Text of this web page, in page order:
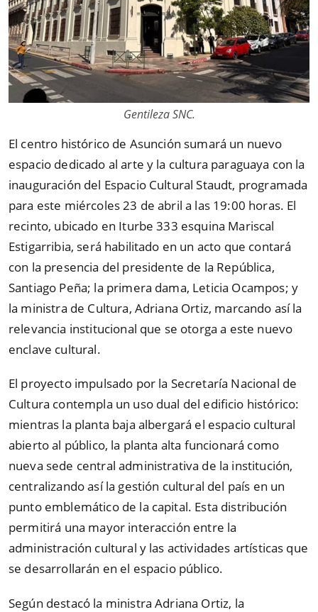
Gentileza SNC.
El centro histórico de Asunción sumará un nuevo
espacio dedicado al arte y la cultura paraguaya con la
inauguración del Espacio Cultural Staudt, programada
para este miércoles 23 de abril a las 19:00 horas. El
recinto, ubicado en Iturbe 333 esquina Mariscal
Estigarribia, será habilitado en un acto que contará
con la presencia del presidente de la República,
Santiago Peña; la primera dama, Leticia Ocampos; y
la ministra de Cultura, Adriana Ortiz, marcando así la
relevancia institucional que se otorga a este nuevo
enclave cultural.
El proyecto impulsado por la Secretaría Nacional de
Cultura contempla un uso dual del edificio histórico:
mientras la planta baja albergará el espacio cultural
abierto al público, la planta alta funcionará como
nueva sede central administrativa de la institución,
centralizando así la gestión cultural del país en un
punto emblemático de la capital. Esta distribución
permitirá una mayor interacción entre la
administración cultural y las actividades artísticas que
se desarrollarán en el espacio público.
Según destacó la ministra Adriana Ortiz, la